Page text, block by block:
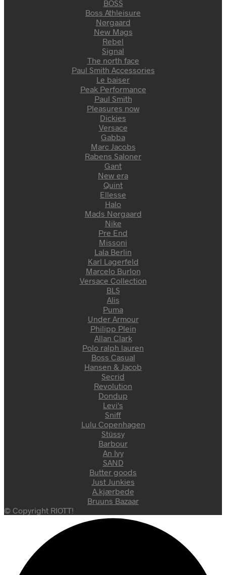
BOSS
Boss Athleisure
Nørgaard
New Mags
Rebel
Signal
The north face
Paul Smith Accessories
Le baiser
Peak Performance
Paul Smith
Pleasures now
Dickies
Versace
Gabba
Marc Jacobs
Rabens Saloner
Gant
New era
Quint
Ellesse
Halo
Mads Nørgaard
Nike
Pre End
Missoni
Lala Berlin
Karl Lagerfeld
Marcelo Burlon
Versace Collection
BLS
Alis
Puma
Under Armour
Philipp Plein
Allan Clark
Polo ralph lauren
Boss Casual
Hansen & Jacob
Secrid
Revolution
Dondup
Levi's
Sniff
Lulu Copenhagen
Stüssy
Barbour
An Ivy
SAND
Butter goods
Just Junkies
A.kjærbede
Bruuns Bazaar
© Copyright RIOTT!